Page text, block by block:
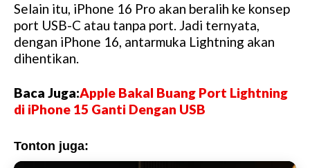
Selain itu, iPhone 16 Pro akan beralih ke konsep
port USB-C atau tanpa port. Jadi ternyata,
dengan iPhone 16, antarmuka Lightning akan
dihentikan.
Baca Juga:Apple Bakal Buang Port Lightning
di iPhone 15 Ganti Dengan USB
Tonton juga: